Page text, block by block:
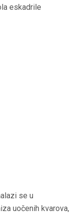
eskadrile
se u
uočenih kvarova,